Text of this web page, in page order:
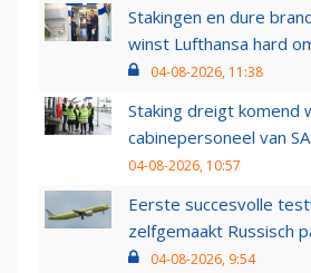
Stakingen en dure
winst Lufthansa hard
04-08-2026, 11:38
Staking dreigt komend
cabinepersoneel van
04-08-2026, 10:57
Eerste succesvolle
zelfgemaakt Russisch
04-08-2026, 9:54